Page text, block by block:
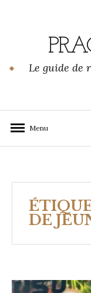
Le guide de
Menu
DE